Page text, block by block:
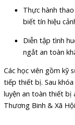
Thực hành
biết tín hiệu
Diễn tập tình
ngắt an toàn
Các học viên gồm kỹ
tiếp thiết bị. Sau
luyện an toàn thiết bị
Thương Binh & Xã